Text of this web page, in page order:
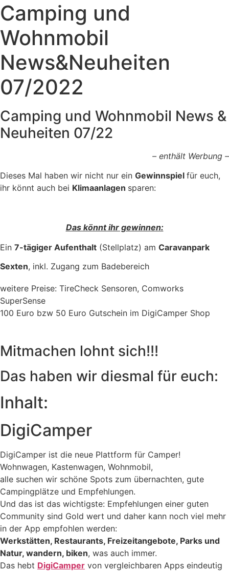
Camping und
Wohnmobil
News&Neuheiten
07/2022
Camping und Wohnmobil News &
Neuheiten 07/22
– enthält Werbung –
Dieses Mal haben wir nicht nur ein Gewinnspiel für euch,
ihr könnt auch bei Klimaanlagen sparen:
Das könnt ihr gewinnen:
Ein 7-tägiger Aufenthalt (Stellplatz) am Caravanpark
Sexten, inkl. Zugang zum Badebereich
weitere Preise: TireCheck Sensoren, Comworks
SuperSense
100 Euro bzw 50 Euro Gutschein im DigiCamper Shop
Mitmachen lohnt sich!!!
Das haben wir diesmal für euch:​
Inhalt:
DigiCamper
DigiCamper ist die neue Plattform für Camper!
Wohnwagen, Kastenwagen, Wohnmobil,
alle suchen wir schöne Spots zum übernachten, gute
Campingplätze und Empfehlungen.
Und das ist das wichtigste: Empfehlungen einer guten
Community sind Gold wert und daher kann noch viel mehr
in der App empfohlen werden:
Werkstätten, Restaurants, Freizeitangebote, Parks und
Natur, wandern, biken, was auch immer.
Das hebt DigiCamper von vergleichbaren Apps eindeutig